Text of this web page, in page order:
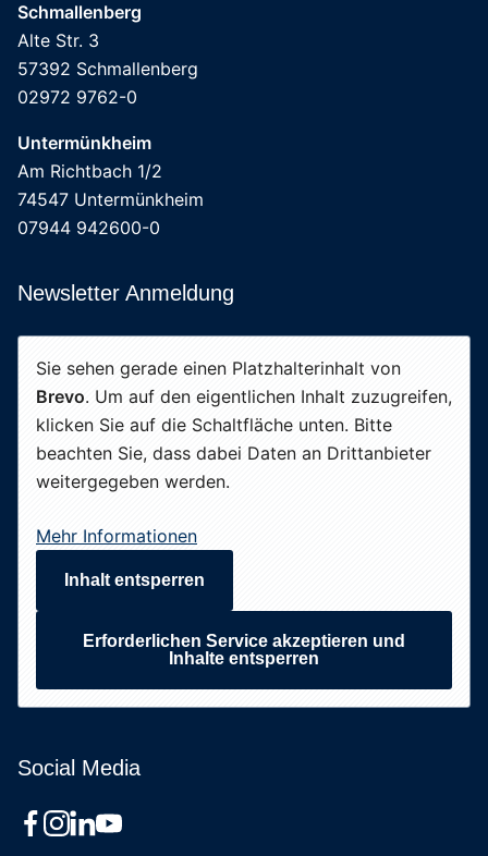
Schmallenberg
Alte Str. 3
57392 Schmallenberg
02972 9762-0
Untermünkheim
Am Richtbach 1/2
74547 Untermünkheim
07944 942600-0
Newsletter Anmeldung
Sie sehen gerade einen Platzhalterinhalt von
Brevo. Um auf den eigentlichen Inhalt zuzugreifen,
klicken Sie auf die Schaltfläche unten. Bitte
beachten Sie, dass dabei Daten an Drittanbieter
weitergegeben werden.
Mehr Informationen
Inhalt entsperren
Erforderlichen Service akzeptieren und
Inhalte entsperren
Social Media